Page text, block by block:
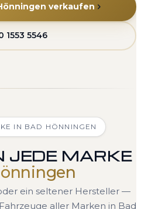
verkaufen
1553 5546
IN BAD HÖNNINGEN
JEDE MARKE
ein seltener Hersteller —
aller Marken in Bad